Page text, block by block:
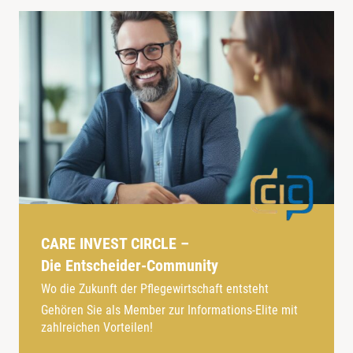
CARE INVEST CIRCLE –
Die Entscheider-Community
Wo die Zukunft der Pflegewirtschaft entsteht
Gehören Sie als Member zur Informations-Elite mit
zahlreichen Vorteilen!